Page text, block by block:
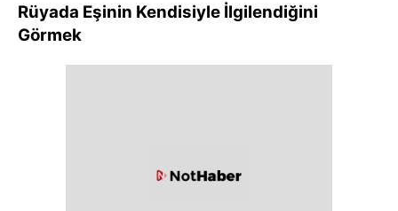
Rüyada Eşinin Kendisiyle İlgilendiğini
Görmek